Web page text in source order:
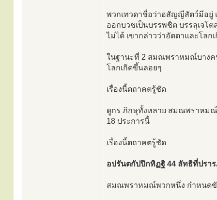
พวกเทวดาชื่อว่าอสัญญีสัตว์มีอยู่
ออกบวชเป็นบรรพชิต บรรลุเจโ
ไม่ได้ เขากล่าวว่าอัตตาและโล
ในฐานะที่ 2 สมณพราหมณ์บางค
โลกเกิดขึ้นลอยๆ
เรื่องนี้ตถาคตรู้ชัด
ดูกร ภิกษุทั้งหลาย สมณพราหมณ์
18 ประการนี้
เรื่องนี้ตถาคตรู้ชัด
อปรันตกัปปิกทิฏฐิ 44 ลัทธิที่ปรา
สมณพราหมณ์พวกหนึ่ง กำหนดขั